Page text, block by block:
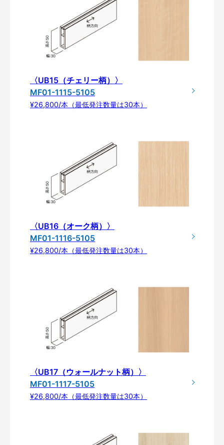
〈UB15（チェリー柄）〉
MF01-1115-5105
¥26,800/本（最低発注数量は30本）
〈UB16（オーク柄）〉
MF01-1116-5105
¥26,800/本（最低発注数量は30本）
〈UB17（ウォールナット柄）〉
MF01-1117-5105
¥26,800/本（最低発注数量は30本）